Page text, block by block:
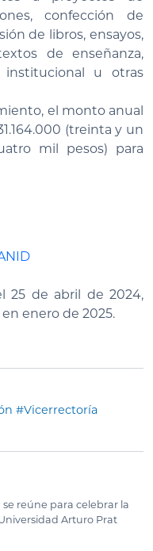
confección de
de libros, ensayos,
de enseñanza,
institucional u otras
el monto anual
(treinta y un
mil pesos) para
25 de abril de 2024,
enero de 2025.
#Vicerrectoría
reúne para celebrar la
Arturo Prat